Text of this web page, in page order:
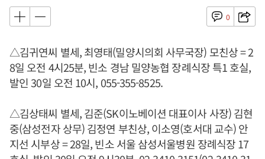
0
△김귀연씨 별세, 최영태(밀양시의회 사무국장) 모친상 = 2
8일 오전 4시25분, 빈소 경남 밀양농협 장례식장 특1 호실,
발인 30일 오전 10시, 055-355-8525.
△김상태씨 별세, 김준(SK이노베이션 대표이사 사장) 김현
중(삼성전자 상무) 김정연 부친상, 이소영(호서대 교수) 안
지선 시부상 = 28일, 빈소 서울 삼성서울병원 장례식장 17